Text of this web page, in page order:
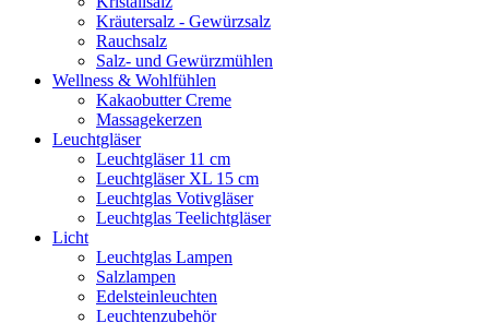
Kräutersalz - Gewürzsalz
Rauchsalz
Salz- und Gewürzmühlen
Wellness & Wohlfühlen
Kakaobutter Creme
Massagekerzen
Leuchtgläser
Leuchtgläser 11 cm
Leuchtgläser XL 15 cm
Leuchtglas Votivgläser
Leuchtglas Teelichtgläser
Licht
Leuchtglas Lampen
Salzlampen
Edelsteinleuchten
Leuchtenzubehör